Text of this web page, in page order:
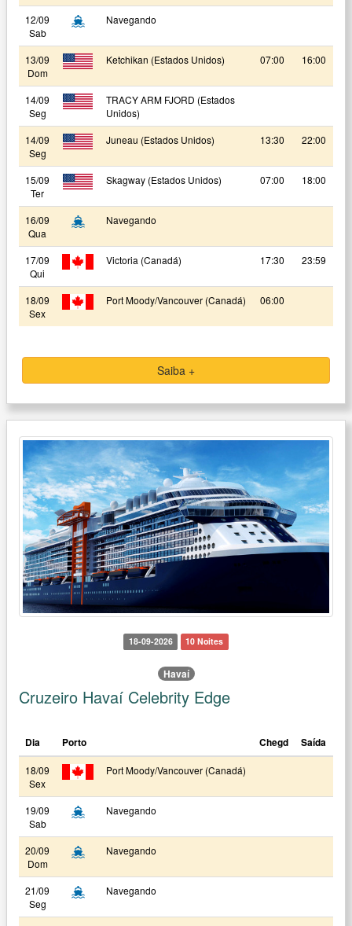
12/09
Sab
Navegando
13/09
Dom
Ketchikan (Estados Unidos) 07:00 16:00
14/09
Seg
TRACY ARM FJORD (Estados
Unidos)
14/09
Seg
Juneau (Estados Unidos) 13:30 22:00
15/09
Ter
Skagway (Estados Unidos) 07:00 18:00
16/09
Qua
Navegando
17/09
Qui
Victoria (Canadá) 17:30 23:59
18/09
Sex
Port Moody/Vancouver (Canadá) 06:00
Saiba +
18-09-2026 10 Noites
Havaí
Cruzeiro Havaí Celebrity Edge
Dia Porto Chegd Saída
18/09
Sex
Port Moody/Vancouver (Canadá)
19/09
Sab
Navegando
20/09
Dom
Navegando
21/09
Seg
Navegando